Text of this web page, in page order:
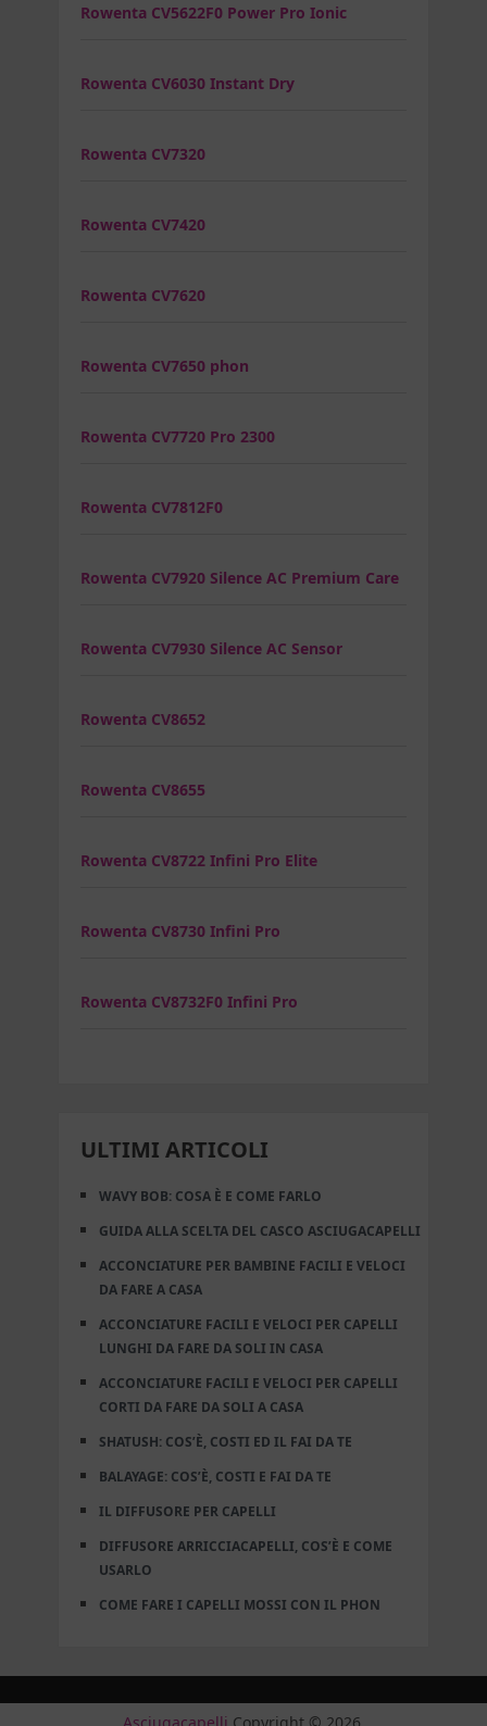
Rowenta CV5622F0 Power Pro Ionic
Rowenta CV6030 Instant Dry
Rowenta CV7320
Rowenta CV7420
Rowenta CV7620
Rowenta CV7650 phon
Rowenta CV7720 Pro 2300
Rowenta CV7812F0
Rowenta CV7920 Silence AC Premium Care
Rowenta CV7930 Silence AC Sensor
Rowenta CV8652
Rowenta CV8655
Rowenta CV8722 Infini Pro Elite
Rowenta CV8730 Infini Pro
Rowenta CV8732F0 Infini Pro
ULTIMI ARTICOLI
WAVY BOB: COSA È E COME FARLO
GUIDA ALLA SCELTA DEL CASCO ASCIUGACAPELLI
ACCONCIATURE PER BAMBINE FACILI E VELOCI
DA FARE A CASA
ACCONCIATURE FACILI E VELOCI PER CAPELLI
LUNGHI DA FARE DA SOLI IN CASA
ACCONCIATURE FACILI E VELOCI PER CAPELLI
CORTI DA FARE DA SOLI A CASA
SHATUSH: COS’È, COSTI ED IL FAI DA TE
BALAYAGE: COS’È, COSTI E FAI DA TE
IL DIFFUSORE PER CAPELLI
DIFFUSORE ARRICCIACAPELLI, COS’È E COME
USARLO
COME FARE I CAPELLI MOSSI CON IL PHON
Asciugacapelli Copyright © 2026.